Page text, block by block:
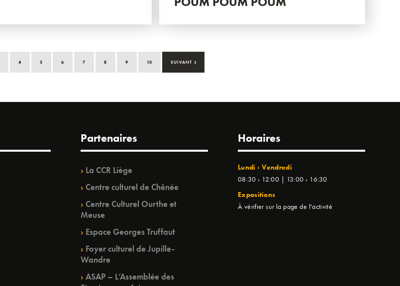
4 5 6 7 8 9 10 SUIVANT ›
Partenaires
La CCR Liège
Centre culturel de Chênée
Centre Culturel Ourthe et
Meuse
Espace Georges Truffaut
Foyer culturel de Jupille-
Wandre
ASAP – L’Assemblée des
Horaires
Lundi › Vendredi
08:30 › 12:00 | 13:00 › 16:30
Expositions
À vérifier sur la page de l'activité